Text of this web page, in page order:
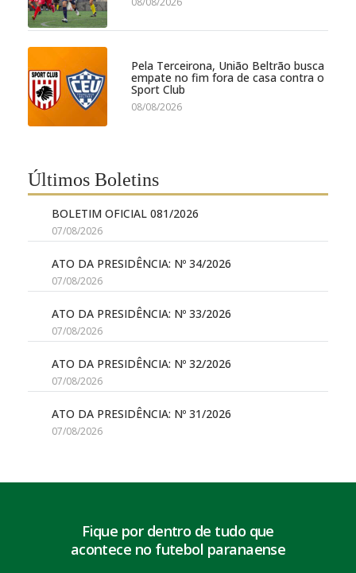
Pela Terceirona, União Beltrão busca
empate no fim fora de casa contra o
Sport Club
08/08/2026
Últimos Boletins
BOLETIM OFICIAL 081/2026
07/08/2026
ATO DA PRESIDÊNCIA: Nº 34/2026
07/08/2026
ATO DA PRESIDÊNCIA: Nº 33/2026
07/08/2026
ATO DA PRESIDÊNCIA: Nº 32/2026
07/08/2026
ATO DA PRESIDÊNCIA: Nº 31/2026
07/08/2026
Fique por dentro de tudo que
acontece no futebol paranaense